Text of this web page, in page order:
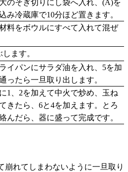
のそぎ切りにし袋へ入れ、(A)を
み冷蔵庫で10分ほど置きます。
料をボウルにすべて入れて混ぜ
ます。
イパンにサラダ油を入れ、5を加
ったら一旦取り出します。
1、2を加えて中火で炒め、玉ね
きたら、6と4を加えます。とろ
んだら、器に盛って完成です。
崩れてしまわないように一旦取り